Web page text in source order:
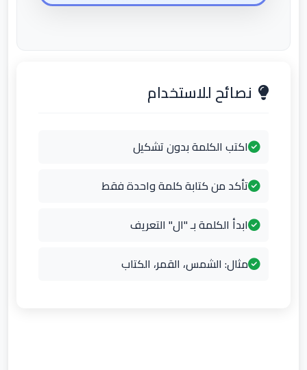
نصائح للاستخدام
اكتب الكلمة بدون تشكيل
تأكد من كتابة كلمة واحدة فقط
ابدأ الكلمة بـ "ال" التعريف
مثال: الشمس، القمر، الكتاب